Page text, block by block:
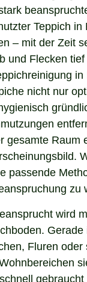
Teppich in
– mit der Zeit
und Flecken
nicht nur
gesamte Raum
passende
zu
wird
Gerade
Fluren oder
gebraucht